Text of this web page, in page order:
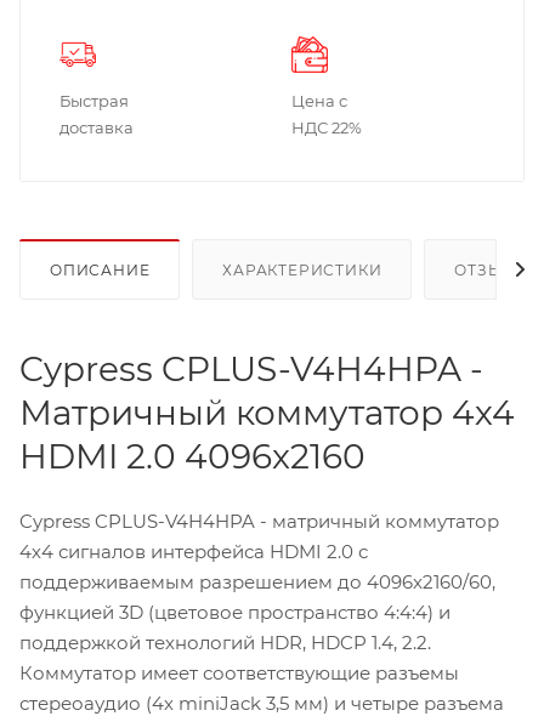
Быстрая
доставка
Цена с
НДС 22%
ОПИСАНИЕ ХАРАКТЕРИСТИКИ ОТЗЫВЫ
Cypress CPLUS-V4H4HPA -
Матричный коммутатор 4х4
HDMI 2.0 4096x2160
Cypress CPLUS-V4H4HPA - матричный коммутатор
4х4 сигналов интерфейса HDMI 2.0 с
поддерживаемым разрешением до 4096x2160/60,
функцией 3D (цветовое пространство 4:4:4) и
поддержкой технологий HDR, HDCP 1.4, 2.2.
Коммутатор имеет соответствующие разъемы
стереоаудио (4х miniJack 3,5 мм) и четыре разъема